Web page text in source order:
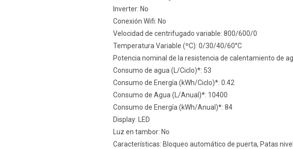
Inverter: No
Conexión Wifi: No
Velocidad de centrifugado variable: 800/600/0
Temperatura Variable (ºC): 0/30/40/60°C
Potencia nominal de la resistencia de calentamiento de
Consumo de agua (L/Ciclo)*: 53
Consumo de Energía (kWh/Ciclo)*: 0.42
Consumo de Agua (L/Anual)*: 10400
Consumo de Energía (kWh/Anual)*: 84
Display: LED
Luz en tambor: No
Características: Bloqueo automático de puerta, Patas